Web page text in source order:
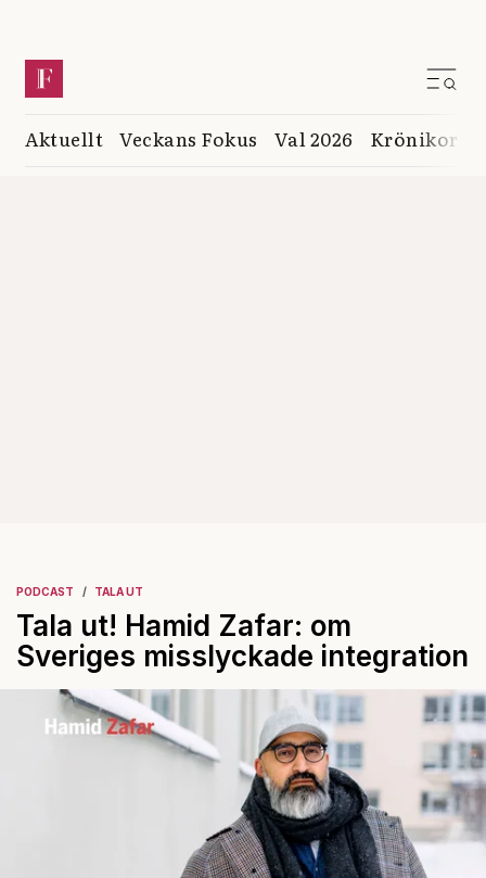
Aktuellt Veckans Fokus Val 2026 Krönikor
PODCAST TALA UT
Tala ut! Hamid Zafar: om
Sveriges misslyckade integration